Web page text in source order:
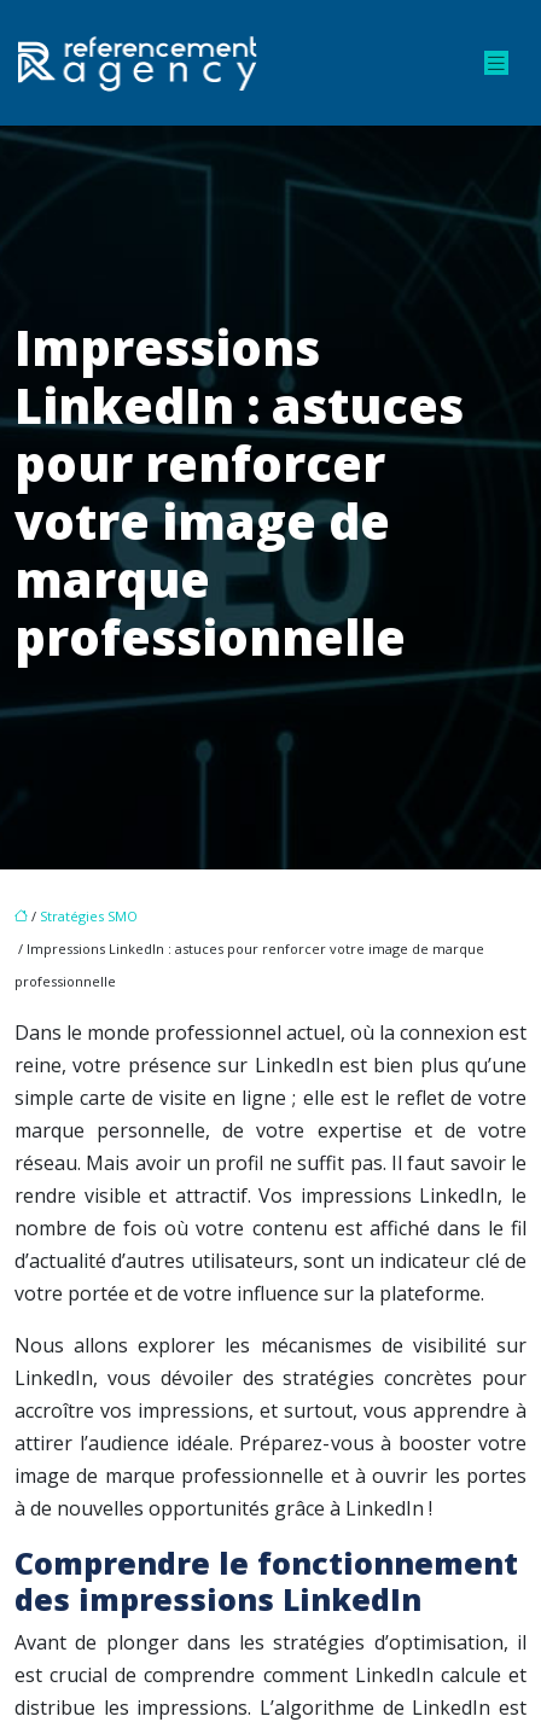
Impressions
LinkedIn : astuces
pour renforcer
votre image de
marque
professionnelle
/ Stratégies SMO
/ Impressions LinkedIn : astuces pour renforcer votre image de marque
professionnelle
Dans le monde professionnel actuel, où la connexion est
reine, votre présence sur LinkedIn est bien plus qu’une
simple carte de visite en ligne ; elle est le reflet de votre
marque personnelle, de votre expertise et de votre
réseau. Mais avoir un profil ne suffit pas. Il faut savoir le
rendre visible et attractif. Vos impressions LinkedIn, le
nombre de fois où votre contenu est affiché dans le fil
d’actualité d’autres utilisateurs, sont un indicateur clé de
votre portée et de votre influence sur la plateforme.
Nous allons explorer les mécanismes de visibilité sur
LinkedIn, vous dévoiler des stratégies concrètes pour
accroître vos impressions, et surtout, vous apprendre à
attirer l’audience idéale. Préparez-vous à booster votre
image de marque professionnelle et à ouvrir les portes
à de nouvelles opportunités grâce à LinkedIn !
Comprendre le fonctionnement
des impressions LinkedIn
Avant de plonger dans les stratégies d’optimisation, il
est crucial de comprendre comment LinkedIn calcule et
distribue les impressions. L’algorithme de LinkedIn est